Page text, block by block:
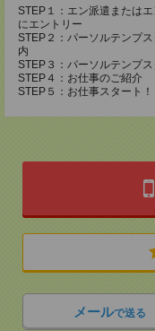
STEP１：エン派遣または
にエントリー
STEP２：パーソルテンプ
内
STEP３：パーソルテンプ
STEP４：お仕事のご紹介
STEP５：お仕事スタート！
メールで送る